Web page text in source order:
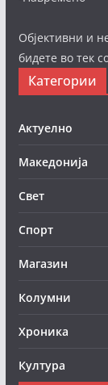
Објективни и
бидете во тек
Категории
Актуелно
Македонија
Свет
Спорт
Магазин
Колумни
Хроника
Култура